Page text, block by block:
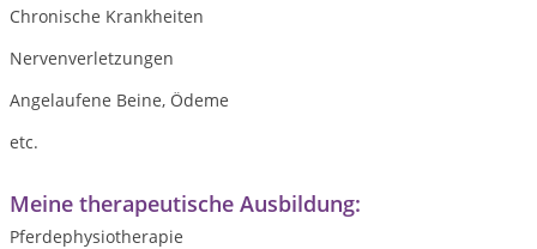
Chronische Krankheiten
Nervenverletzungen
Angelaufene Beine, Ödeme
etc.
Meine therapeutische Ausbildung:
Pferdephysiotherapie